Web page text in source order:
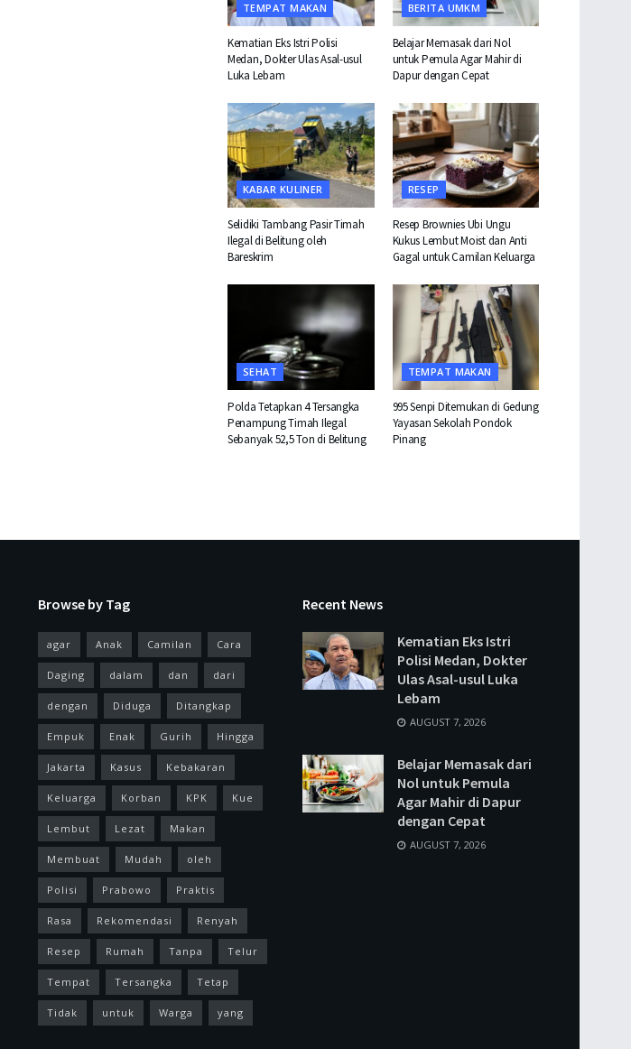
TEMPAT MAKAN
Kematian Eks Istri Polisi
Medan, Dokter Ulas Asal-usul
Luka Lebam
BERITA UMKM
Belajar Memasak dari Nol
untuk Pemula Agar Mahir di
Dapur dengan Cepat
KABAR KULINER
Selidiki Tambang Pasir Timah
Ilegal di Belitung oleh
Bareskrim
RESEP
Resep Brownies Ubi Ungu
Kukus Lembut Moist dan Anti
Gagal untuk Camilan Keluarga
SEHAT
Polda Tetapkan 4 Tersangka
Penampung Timah Ilegal
Sebanyak 52,5 Ton di Belitung
TEMPAT MAKAN
995 Senpi Ditemukan di Gedung
Yayasan Sekolah Pondok
Pinang
Browse by Tag
agar Anak Camilan Cara
Daging dalam dan dari
dengan Diduga Ditangkap
Empuk Enak Gurih Hingga
Jakarta Kasus Kebakaran
Keluarga Korban KPK Kue
Lembut Lezat Makan
Membuat Mudah oleh
Polisi Prabowo Praktis
Rasa Rekomendasi Renyah
Resep Rumah Tanpa Telur
Tempat Tersangka Tetap
Tidak untuk Warga yang
Recent News
Kematian Eks Istri
Polisi Medan, Dokter
Ulas Asal-usul Luka
Lebam
AUGUST 7, 2026
Belajar Memasak dari
Nol untuk Pemula
Agar Mahir di Dapur
dengan Cepat
AUGUST 7, 2026